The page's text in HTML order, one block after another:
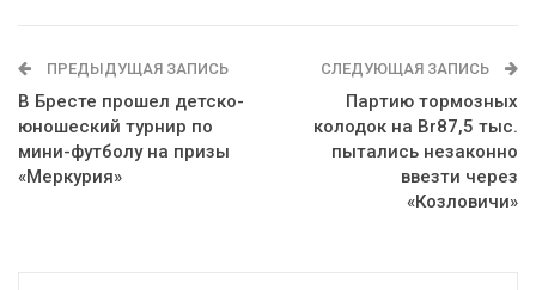
ПРЕДЫДУЩАЯ ЗАПИСЬ
В Бресте прошел детско-
юношеский турнир по
мини-футболу на призы
«Меркурия»
СЛЕДУЮЩАЯ ЗАПИСЬ
Партию тормозных
колодок на Br87,5 тыс.
пытались незаконно
ввезти через
«Козловичи»